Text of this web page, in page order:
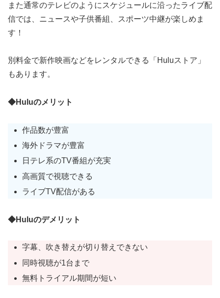
また通常のテレビのようにスケジュールに沿ったライブ配
信では、ニュースや子供番組、スポーツ中継が楽しめま
す！
別料金で新作映画などをレンタルできる「Huluストア」
もあります。
◆Huluのメリット
作品数が豊富
海外ドラマが豊富
日テレ系のTV番組が充実
高画質で視聴できる
ライブTV配信がある
◆Huluのデメリット
字幕、吹き替えが切り替えできない
同時視聴が1台まで
無料トライアル期間が短い